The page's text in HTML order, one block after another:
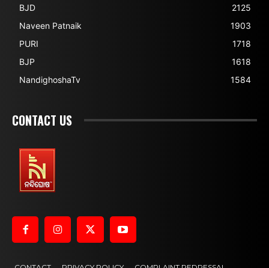
BJD
2125
Naveen Patnaik
1903
PURI
1718
BJP
1618
NandighoshaTv
1584
CONTACT US